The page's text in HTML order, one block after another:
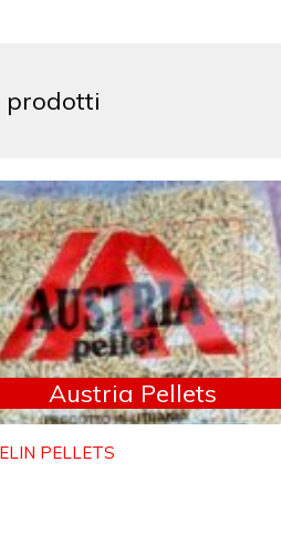
prodotti
Austria Pellets